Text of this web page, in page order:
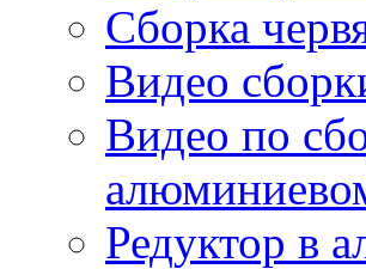
Сборка
Видео
Видео по
Редуктор в